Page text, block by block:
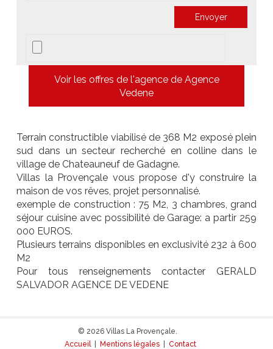
Voir les offres de l'agence de Agence
Vedene
Terrain constructible viabilisé de 368 M2 exposé plein
sud dans un secteur recherché en colline dans le
village de Chateauneuf de Gadagne.
Villas la Provençale vous propose d'y construire la
maison de vos rêves, projet personnalisé.
exemple de construction : 75 M2, 3 chambres, grand
séjour cuisine avec possibilité de Garage: a partir 259
000 EUROS.
Plusieurs terrains disponibles en exclusivité 232 à 600
M2
Pour tous renseignements contacter GERALD
SALVADOR AGENCE DE VEDENE
© 2026 Villas La Provençale.
Accueil| Mentions légales Contact